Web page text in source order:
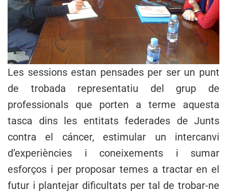
Les sessions estan pensades per ser un punt
de trobada representatiu del grup de
professionals que porten a terme aquesta
tasca dins les entitats federades de Junts
contra el cáncer, estimular un intercanvi
d’experiències i coneixements i sumar
esforços i per proposar temes a tractar en el
futur i plantejar dificultats per tal de trobar-ne